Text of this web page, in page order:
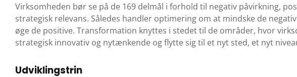
Virksomheden bør se på de 169 delmål i forhold til negativ påvirkning,
strategisk relevans. Således handler optimering om at mindske de
øge de positive. Transformation knyttes i stedet til de områder, hvor
strategisk innovativ og nytænkende og flytte sig til et nyt sted, et nyt
Udviklingstrin